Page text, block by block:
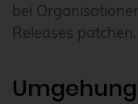
bei
Releases patchen.